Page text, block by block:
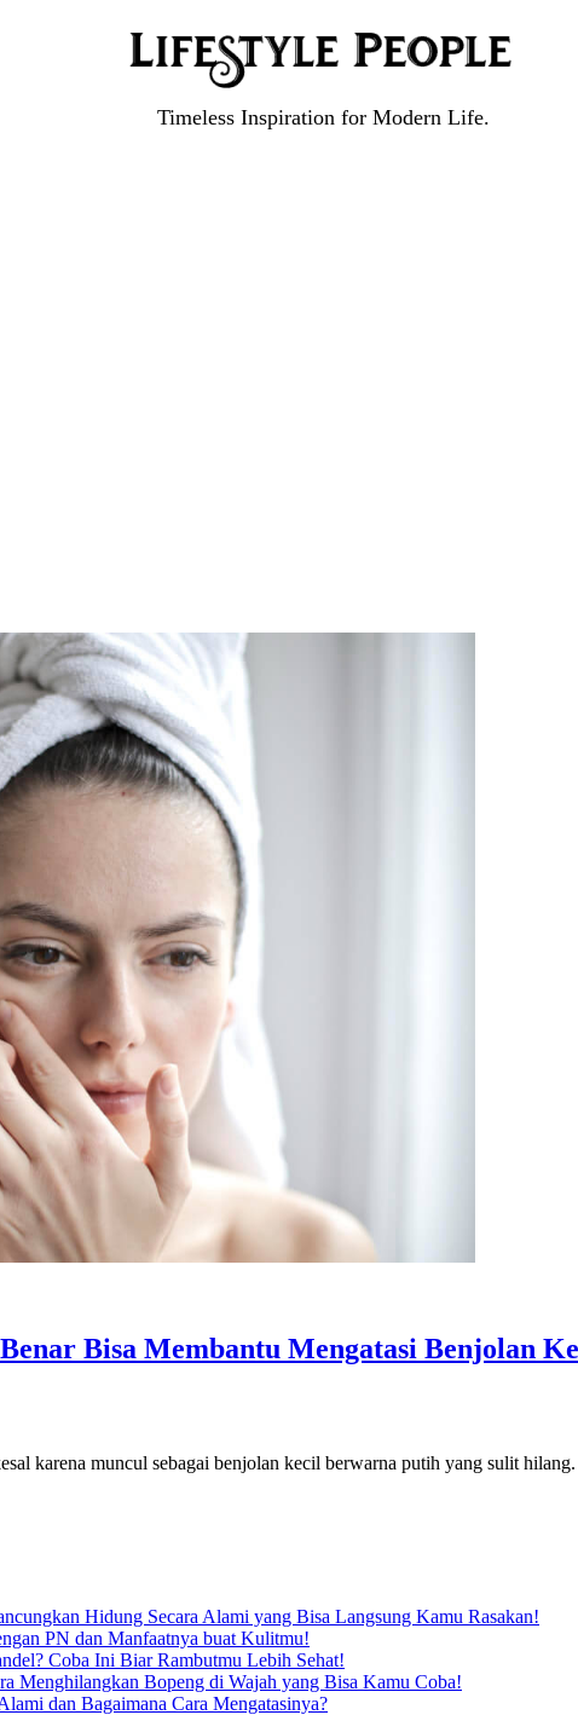
Timeless Inspiration for Modern Life.
Bisa Membantu Mengatasi Benjolan
karena muncul sebagai benjolan kecil berwarna putih yang sulit
Hidung Secara Alami yang Bisa Langsung Kamu Rasakan!
PN dan Manfaatnya buat Kulitmu!
Coba Ini Biar Rambutmu Lebih Sehat!
Menghilangkan Bopeng di Wajah yang Bisa Kamu Coba!
dan Bagaimana Cara Mengatasinya?